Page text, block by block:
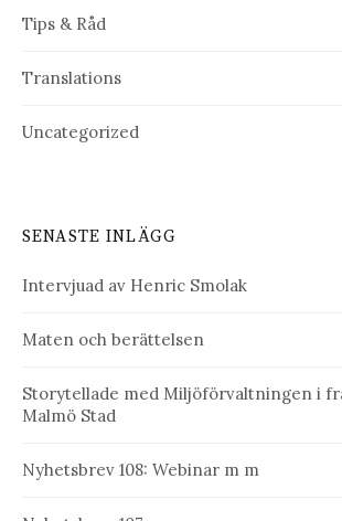
Tips & Råd
Translations
Uncategorized
SENASTE INLÄGG
Intervjuad av Henric Smolak
Maten och berättelsen
Storytellade med Miljöförvaltningen i
Malmö Stad
Nyhetsbrev 108: Webinar m m